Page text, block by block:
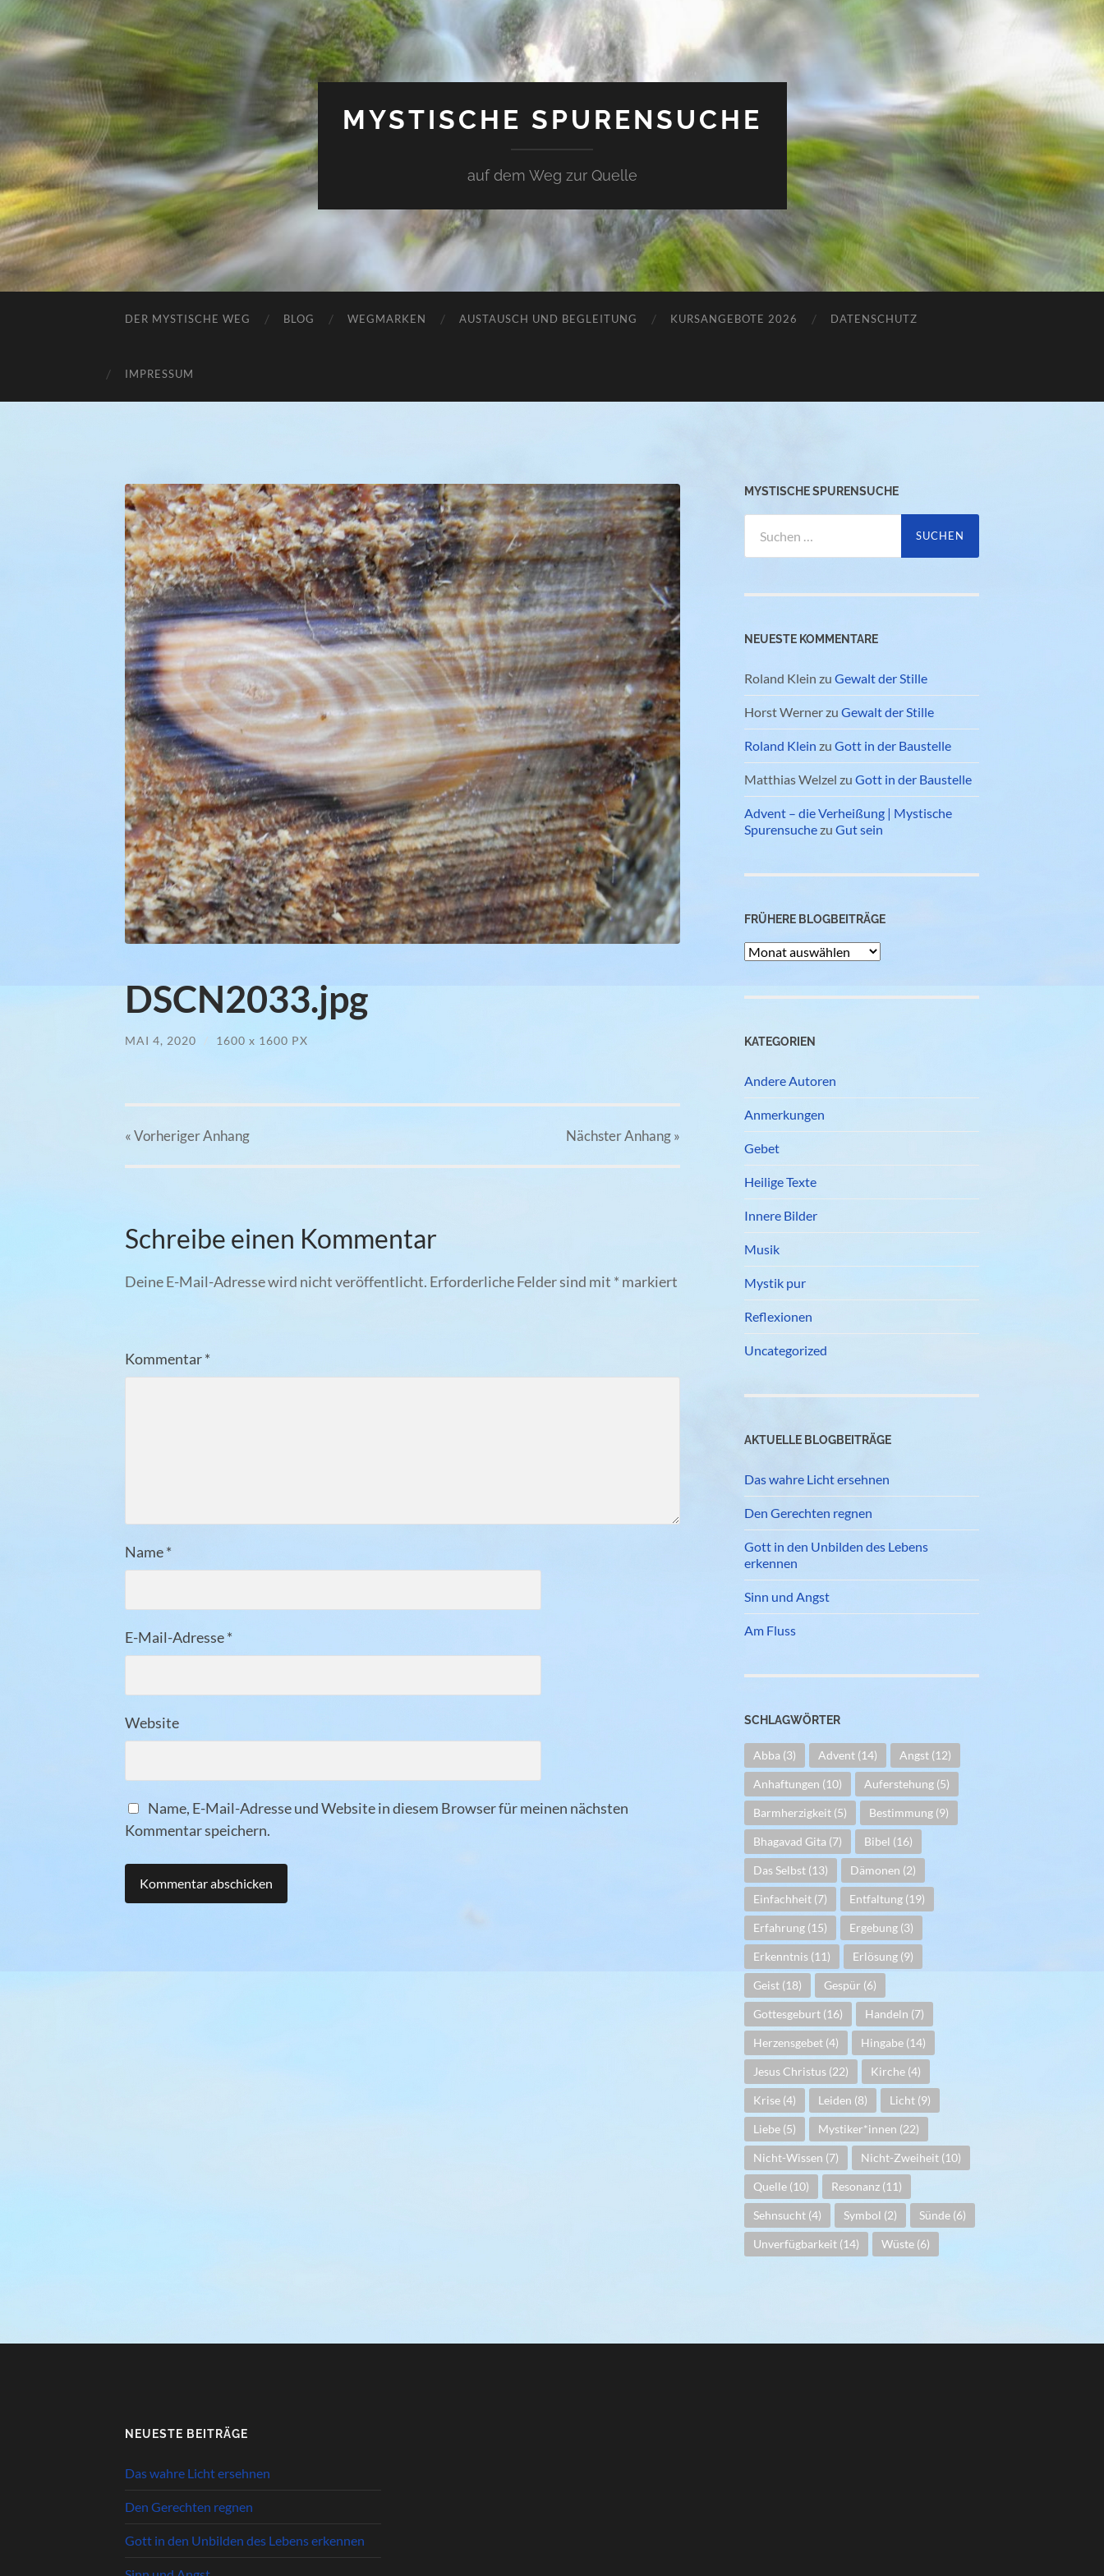
MYSTISCHE SPURENSUCHE
auf dem Weg zur Quelle
DER MYSTISCHE WEG BLOG WEGMARKEN AUSTAUSCH UND BEGLEITUNG KURSANGEBOTE 2026 DATENSCHUTZ
IMPRESSUM
DSCN2033.jpg
MAI 4, 2020 / 1600 x 1600 PX
« VorherigerAnhang NächsterAnhang»
Schreibe einen Kommentar
Deine E-Mail-Adresse wird nicht veröffentlicht. Erforderliche Felder sind mit * markiert
Kommentar*
Name*
E-Mail-Adresse*
Website
Name, E-Mail-Adresse und Website in diesem Browser für meinen nächsten
Kommentar speichern.
MYSTISCHE SPURENSUCHE
nach:
NEUESTE KOMMENTARE
Roland Klein zu Gewalt der Stille
Horst Wernerzu Gewalt der Stille
Roland Klein zu Gott in der Baustelle
Matthias Welzel zu Gott in der Baustelle
Advent – die Verheißung | Mystische
Spurensuchezu Gut sein
FRÜHERE BLOGBEITRÄGE
Frühere
KATEGORIEN
Andere Autoren
Anmerkungen
Gebet
Heilige Texte
Innere Bilder
Musik
Mystik pur
Reflexionen
Uncategorized
AKTUELLE BLOGBEITRÄGE
Das wahre Licht ersehnen
Den Gerechten regnen
Gott in den Unbilden des Lebens
erkennen
Sinn und Angst
Am Fluss
SCHLAGWÖRTER
Abba (3) Advent (14) Angst (12)
Anhaftungen (10) Auferstehung (5)
Barmherzigkeit (5) Bestimmung (9)
Bhagavad Gita (7) Bibel (16)
Das Selbst (13) Dämonen (2)
Einfachheit (7) Entfaltung (19)
Erfahrung (15) Ergebung (3)
Erkenntnis (11) Erlösung (9)
Geist (18) Gespür (6)
Gottesgeburt (16) Handeln (7)
Herzensgebet (4) Hingabe (14)
Jesus Christus (22) Kirche (4)
Krise (4) Leiden (8) Licht (9)
Liebe (5) Mystiker*innen (22)
Nicht-Wissen (7) Nicht-Zweiheit (10)
Quelle (10) Resonanz (11)
Sehnsucht (4) Symbol (2) Sünde (6)
Unverfügbarkeit (14) Wüste (6)
NEUESTE BEITRÄGE
Das wahre Licht ersehnen
Den Gerechten regnen
Gott in den Unbilden des Lebens erkennen